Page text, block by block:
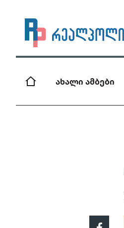
ახალი ამბები